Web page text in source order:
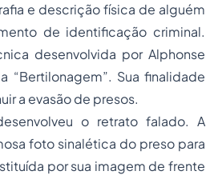
e descrição física de alguém
de identificação criminal.
desenvolvida por Alphonse
“Bertilonagem”. Sua finalidade
a evasão de presos.
o retrato falado. A
foto sinalética do preso para
por sua imagem de frente